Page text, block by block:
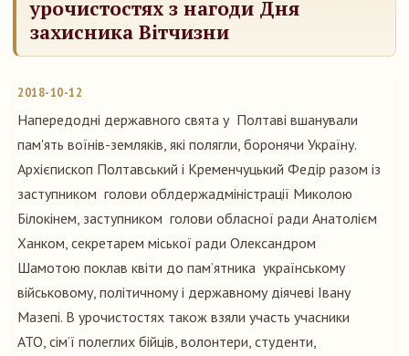
урочистостях з нагоди Дня
захисника Вітчизни
2018-10-12
Напередодні державного свята у Полтаві вшанували
пам'ять воїнів-земляків, які полягли, боронячи Україну.
Архієпископ Полтавський і Кременчуцький Федір разом із
заступником голови облдержадміністрації Миколою
Білокінем, заступником голови обласної ради Анатолієм
Ханком, секретарем міської ради Олександром
Шамотою поклав квіти до пам’ятника українському
військовому, політичному і державному діячеві Івану
Мазепі. В урочистостях також взяли участь учасники
АТО, сім’ї полеглих бійців, волонтери, студенти,